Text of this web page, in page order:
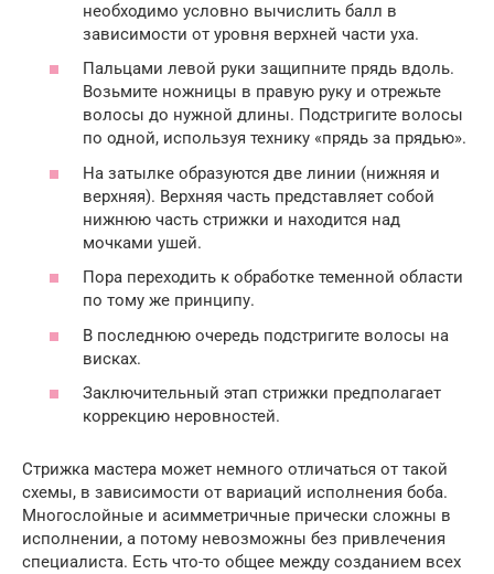
необходимо условно вычислить балл в
зависимости от уровня верхней части уха.
Пальцами левой руки защипните прядь вдоль.
Возьмите ножницы в правую руку и отрежьте
волосы до нужной длины. Подстригите волосы
по одной, используя технику «прядь за прядью».
На затылке образуются две линии (нижняя и
верхняя). Верхняя часть представляет собой
нижнюю часть стрижки и находится над
мочками ушей.
Пора переходить к обработке теменной области
по тому же принципу.
В последнюю очередь подстригите волосы на
висках.
Заключительный этап стрижки предполагает
коррекцию неровностей.
Стрижка мастера может немного отличаться от такой
схемы, в зависимости от вариаций исполнения боба.
Многослойные и асимметричные прически сложны в
исполнении, а потому невозможны без привлечения
специалиста. Есть что-то общее между созданием всех